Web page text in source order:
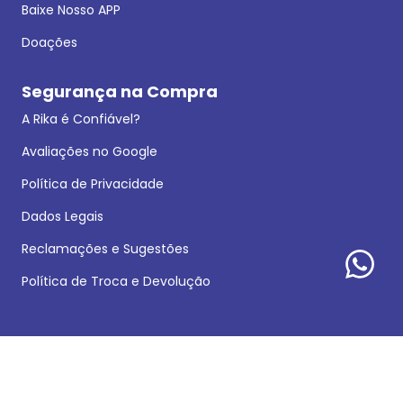
Baixe Nosso APP
Doações
Segurança na Compra
A Rika é Confiável?
Avaliações no Google
Política de Privacidade
Dados Legais
Reclamações e Sugestões
Política de Troca e Devolução